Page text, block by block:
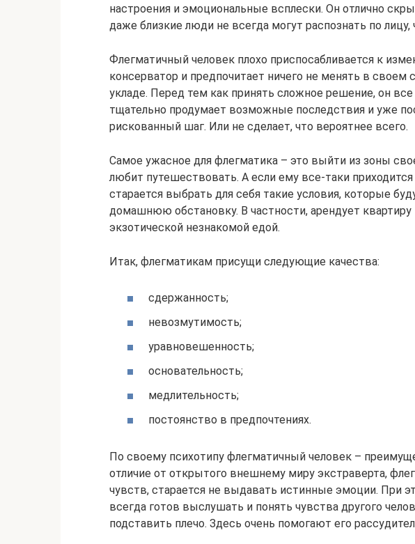
настроения и эмоциональные всплески. Он отлично
даже близкие люди не всегда могут распознать по
Флегматичный человек плохо приспосабливается к
консерватор и предпочитает ничего не менять в
укладе. Перед тем как принять сложное решение, он
тщательно продумает возможные последствия и уже
рискованный шаг. Или не сделает, что вероятнее всего.
Самое ужасное для флегматика – это выйти из зоны
любит путешествовать. А если ему все-таки
старается выбрать для себя такие условия, которые
домашнюю обстановку. В частности, арендует квартиру
экзотической незнакомой едой.
Итак, флегматикам присущи следующие качества:
сдержанность;
невозмутимость;
уравновешенность;
основательность;
медлительность;
постоянство в предпочтениях.
По своему психотипу флегматичный человек –
отличие от открытого внешнему миру экстраверта,
чувств, старается не выдавать истинные эмоции. При
всегда готов выслушать и понять чувства другого
подставить плечо. Здесь очень помогают его